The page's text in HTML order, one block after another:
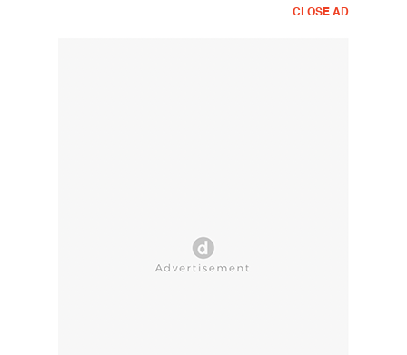
CLOSE AD